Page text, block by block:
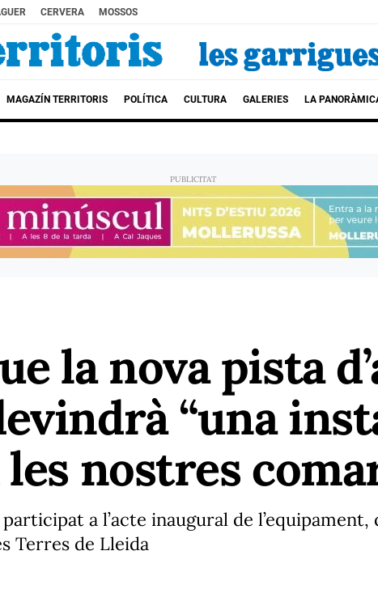
CERVERA MOSSOS
MAGAZÍN TERRITORIS POLÍTICA CULTURA GALERIES LA
la nova pista
“una
nostres
a l’acte inaugural de l’equipament,
Terres de Lleida